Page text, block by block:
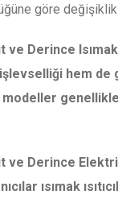
göre
ve Derince
hem de
ve Derince
ısımak